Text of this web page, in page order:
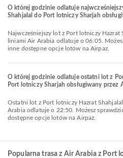
O której godzinie odlatuje
Shahjalal do Port lotniczy Sharjah
Najwcześniejszy lot z Port lotniczy Hazrat Shahjalal do Port lotniczy Sharjah
liniami Air Arabia odlatuje o 06:05.
inne dostępne opcje lotów na Airpaz.
O której godzinie odlatuje ostatni lot z
Port lotniczy Sharjah obsługiwany przez
Ostatni lot z Port lotniczy Hazrat Shahjalal do Port lotniczy Sharjah liniami Air
Arabia odlatuje o 22:50. Możesz
dostępne opcje lotów na Airpaz.
Popularna trasa z Air Arabia z Port